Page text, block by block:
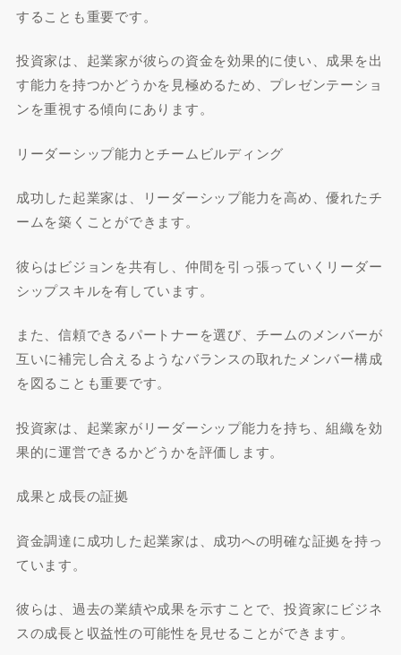
することも重要です。
投資家は、起業家が彼らの資金を効果的に使い、成果を出
す能力を持つかどうかを見極めるため、プレゼンテーショ
ンを重視する傾向にあります。
リーダーシップ能力とチームビルディング
成功した起業家は、リーダーシップ能力を高め、優れたチ
ームを築くことができます。
彼らはビジョンを共有し、仲間を引っ張っていくリーダー
シップスキルを有しています。
また、信頼できるパートナーを選び、チームのメンバーが
互いに補完し合えるようなバランスの取れたメンバー構成
を図ることも重要です。
投資家は、起業家がリーダーシップ能力を持ち、組織を効
果的に運営できるかどうかを評価します。
成果と成長の証拠
資金調達に成功した起業家は、成功への明確な証拠を持っ
ています。
彼らは、過去の業績や成果を示すことで、投資家にビジネ
スの成長と収益性の可能性を見せることができます。